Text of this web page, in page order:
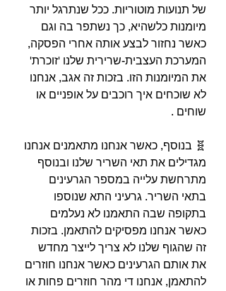
של תנועות מוטוריות. ככל שנתרגל יותר
מיומנות כלשהיא, כך נשתפר בה וגם
כאשר נחזור לבצע אותה אחרי הפסקה,
המערכת העצבית-שרירית שלנו 'זוכרת'
את המיומנות הזו. בזכות זה אגב, אנחנו
לא שוכחים איך רוכבים על אופניים או
שוחים .⁣
🧬 בנוסף, כאשר אנחנו מתאמנים אנחנו
מגדילים את תאי השריר שלנו ובנוסף
מתרחשת עלייה במספר הגרעינים
בתאי השריר. גרעיני התא שנוספו
בתקופה שבה התאמנו לא נעלמים
כאשר אנחנו מפסיקים להתאמן. בזכות
זה שהגוף שלנו לא צריך לייצר מחדש
את אותם הגרעינים כאשר אנחנו חוזרים
להתאמן, אנחנו די מהר חוזרים פחות או